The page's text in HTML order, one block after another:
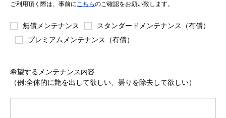
ご利用頂く際は、事前にこちらのご確認をお願い致します。
無償メンテナンス
スタンダードメンテナンス（有償）
プレミアムメンテナンス（有償）
希望するメンテナンス内容
（例:全体的に艶を出して欲しい、曇りを除去して欲しい）